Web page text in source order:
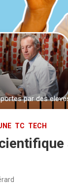
par des
TC TECH